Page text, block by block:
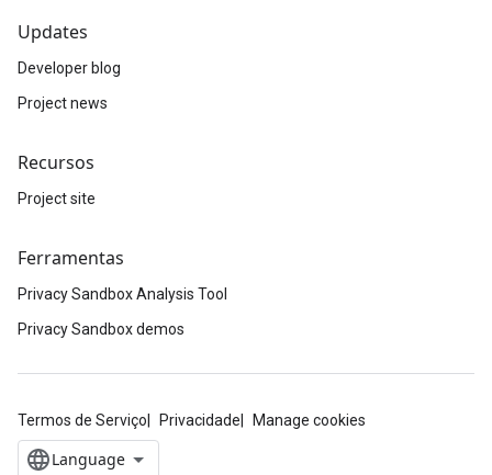
Updates
Developer blog
Project news
Recursos
Project site
Ferramentas
Privacy Sandbox Analysis Tool
Privacy Sandbox demos
Termos de Serviço Privacidade Manage cookies